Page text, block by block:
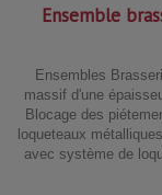
Ensemble
Ensembles
massif d'une
Blocage des
loqueteaux
avec système de